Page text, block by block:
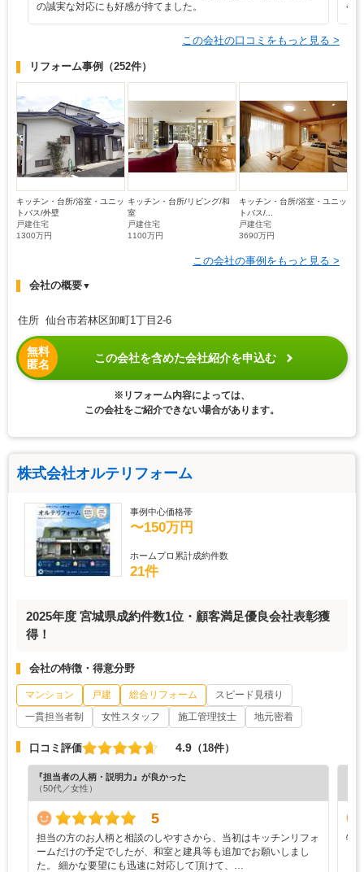
の誠実な対応にも好感が持てました。
会
この会社の口コミをもっと見る >
リフォーム事例 （252件）
キッチン・台所/浴室・ユニッ
トバス/外壁
戸建住宅
1300万円
キッチン・台所/リビング/和
室
戸建住宅
1100万円
キッチン・台所/浴室・ユニッ
トバス/...
戸建住宅
3690万円
この会社の事例をもっと見る >
会社の概要▼
住所 仙台市若林区卸町1丁目2-6
無料
匿名
この会社を含めた会社紹介を申込む
※リフォーム内容によっては、
この会社をご紹介できない場合があります。
株式会社オルテリフォーム
事例中心価格帯
〜150万円
ホームプロ累計成約件数
21件
2025年度 宮城県成約件数1位・顧客満足優良会社表彰獲
得！
会社の特徴・得意分野
マンション 戸建 総合リフォーム
スピード見積り
一貫担当者制
女性スタッフ 施工管理技士 地元密着
口コミ評価 4.9 （18件）
『担当者の人柄・説明力』が良かった
（50代／女性）
5
担当の方のお人柄と相談のしやすさから、当初はキッチンリフォ
ームだけの予定でしたが、和室と建具等も追加でお願いしまし
た。 細かな要望にも迅速に対応して頂けて、…
特